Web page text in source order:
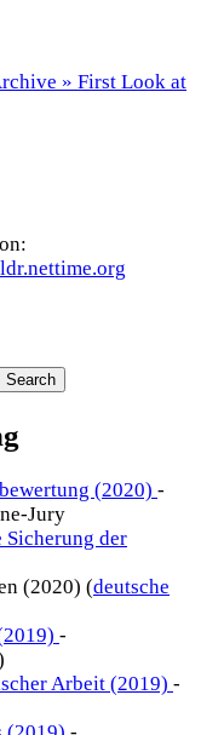
» First Look at
(2020) -
Jury
der
(2020) (deutsche
-
Arbeit (2019) -